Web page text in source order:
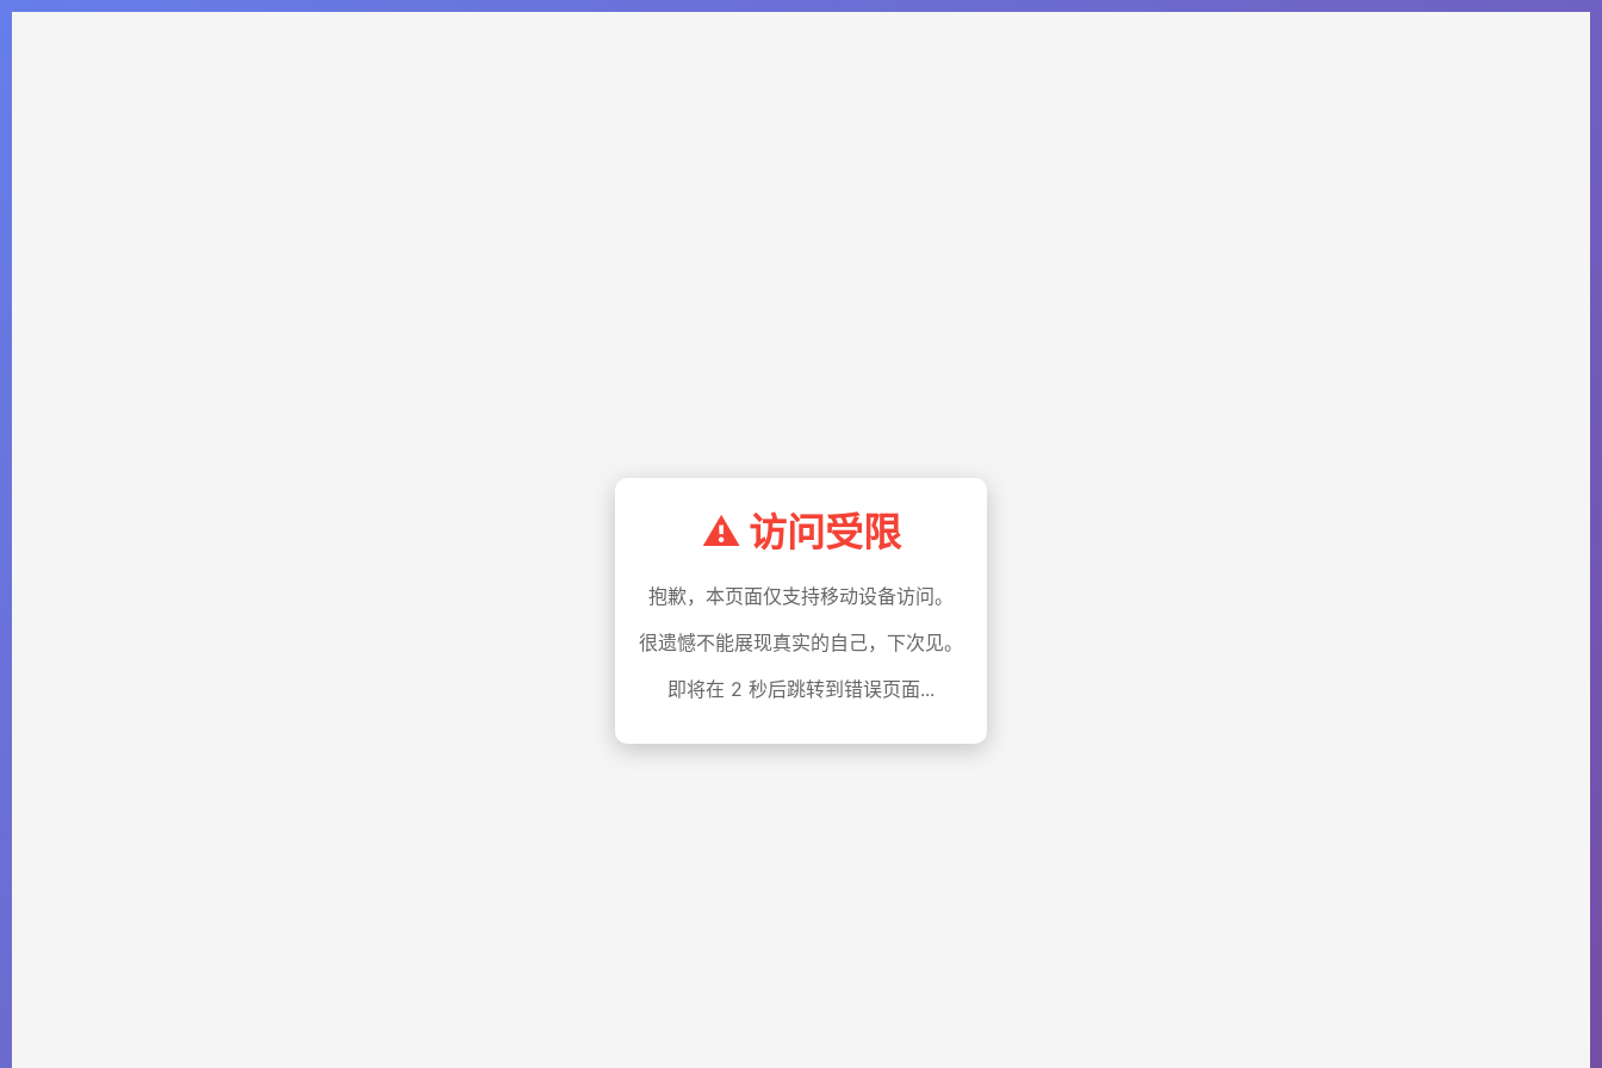
⚠️ 访问受限
抱歉，本页面仅支持移动设备访问。
很遗憾不能展现真实的自己，下次见。
即将在1秒后跳转到错误页面...